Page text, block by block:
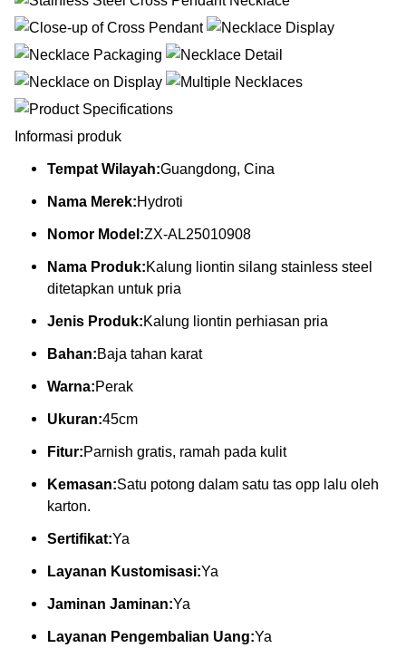
Informasi produk
Tempat Wilayah:Guangdong, Cina
Nama Merek:Hydroti
Nomor Model:ZX-AL25010908
Nama Produk:Kalung liontin silang stainless steel
ditetapkan untuk pria
Jenis Produk:Kalung liontin perhiasan pria
Bahan:Baja tahan karat
Warna:Perak
Ukuran:45cm
Fitur:Parnish gratis, ramah pada kulit
Kemasan:Satu potong dalam satu tas opp lalu oleh
karton.
Sertifikat:Ya
Layanan Kustomisasi:Ya
Jaminan Jaminan:Ya
Layanan Pengembalian Uang:Ya